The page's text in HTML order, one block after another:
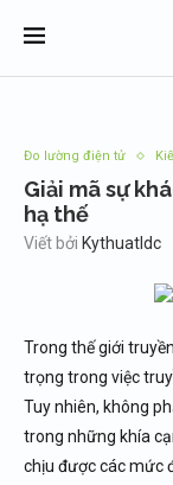
Đo lường điện tử
Giải mã sự
hạ thế
Viết bởi Kythuatldc
Trong thế giới
trọng trong việc
Tuy nhiên, không
trong những khía
chịu được các mức